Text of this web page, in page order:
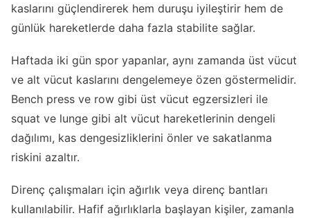
kaslarını güçlendirerek hem duruşu iyileştirir hem de
günlük hareketlerde daha fazla stabilite sağlar.
Haftada iki gün spor yapanlar, aynı zamanda üst vücut
ve alt vücut kaslarını dengelemeye özen göstermelidir.
Bench press ve row gibi üst vücut egzersizleri ile
squat ve lunge gibi alt vücut hareketlerinin dengeli
dağılımı, kas dengesizliklerini önler ve sakatlanma
riskini azaltır.
Direnç çalışmaları için ağırlık veya direnç bantları
kullanılabilir. Hafif ağırlıklarla başlayan kişiler, zamanla